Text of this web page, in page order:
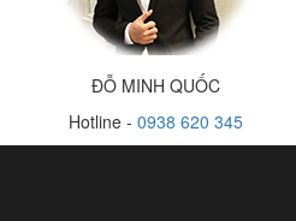
ĐỖ MINH QUỐC
Hotline - 0938 620 345